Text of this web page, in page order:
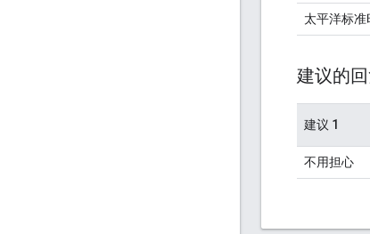
太平洋标准
建议的
建议 1
不用担心